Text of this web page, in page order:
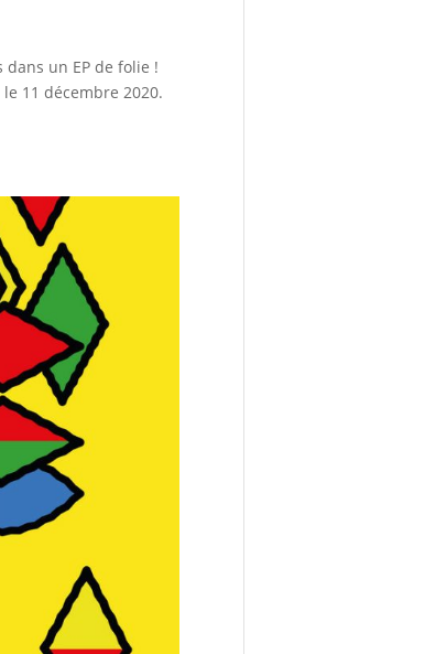
un EP de folie !
11 décembre 2020.